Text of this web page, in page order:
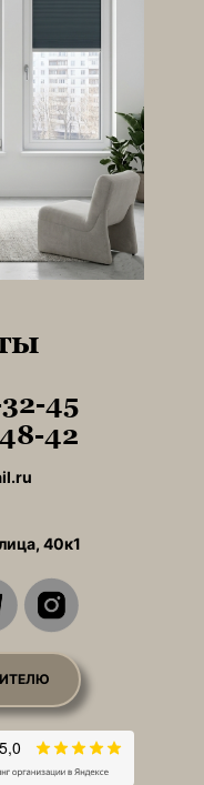
40к1
45
42